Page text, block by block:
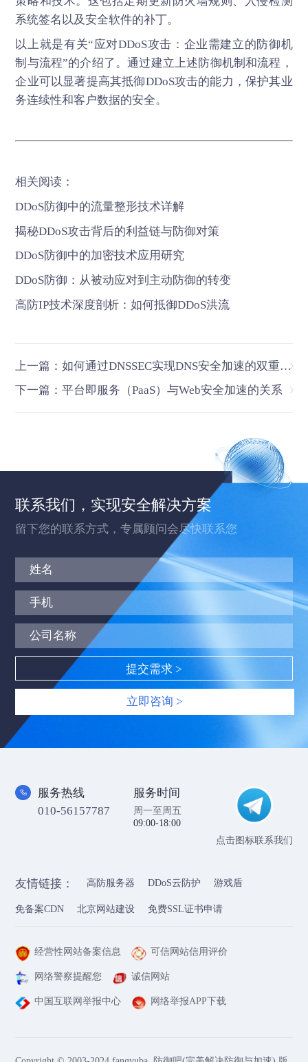
系统签名以及安全软件的补丁。
以上就是有关“应对DDoS攻击 ：企业需建立的防御机
制与流程”的介绍了。通过建立上述防御机制和流程，
企业可以显著提高其抵御DDoS攻击的能力，保护其业
务连续性和客户数据的安全。
相关阅读：
DDoS防御中的流量整形技术详解
揭秘DDoS攻击背后的利益链与防御对策
DDoS防御中的加密技术应用研究
DDoS防御：从被动应对到主动防御的转变
高防IP技术深度剖析：如何抵御DDoS洪流
上一篇：如何通过DNSSEC实现DNS安全加速的双重保障
下一篇：平台即服务（PaaS）与Web安全加速的关系
联系我们，实现安全解决方案
留下您的联系方式，专属顾问会尽快联系您
立即咨询 >
服务热线
010-56157787
服务时间
周一至周五
09:00-18:00
点击图标联系我们
友情链接： 高防服务器 DDoS云防护 游戏盾
免备案CDN 北京网站建设 免费SSL证书申请
经营性网站备案信息 可信网站信用评价
网络警察提醒您 诚信网站
中国互联网举报中心 网络举报APP下载